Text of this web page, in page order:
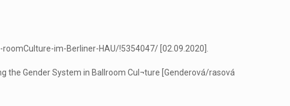
im-Berliner-HAU/!5354047/ [02.09.2020].
the Gender System in Ballroom Cul¬ture [Genderová/rasová